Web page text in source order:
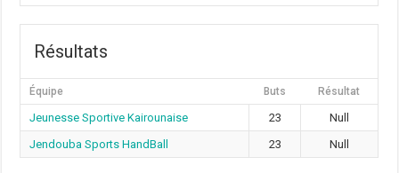
Résultats
Équipe Buts Résultat
Jeunesse Sportive Kairounaise 23
Null
Jendouba Sports HandBall
23 Null